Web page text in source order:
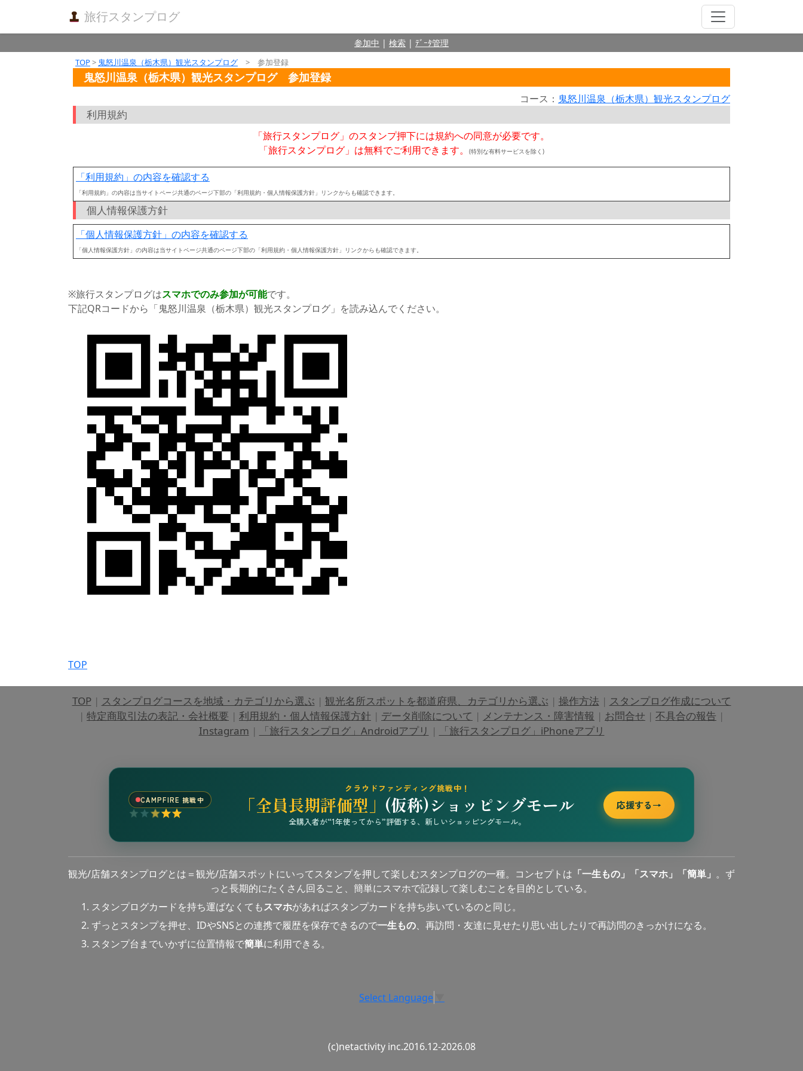
旅行スタンプログ
参加中 | 検索 | ﾃﾞｰﾀ管理
TOP> 鬼怒川温泉（栃木県）観光スタンプログ > 参加登録
鬼怒川温泉（栃木県）観光スタンプログ 参加登録
コース： 鬼怒川温泉（栃木県）観光スタンプログ
利用規約
「旅行スタンプログ」のスタンプ押下には規約への同意が必要です。
「旅行スタンプログ」は無料でご利用できます。
(特別な有料サービスを除く)
「利用規約」の内容を確認する
「利用規約」の内容は当サイトページ共通のページ下部の「利用規約・個人情報保護方針」リンクからも確認できます。
個人情報保護方針
「個人情報保護方針」の内容を確認する
「個人情報保護方針」の内容は当サイトページ共通のページ下部の「利用規約・個人情報保護方針」リンクからも確認できます。
※旅行スタンプログはスマホでのみ参加が可能です。
下記QRコードから「鬼怒川温泉（栃木県）観光スタンプログ」を読み込んでください。
TOP
TOP| スタンプログコースを地域・カテゴリから選ぶ | 観光名所スポットを都道府県、カテゴリから選ぶ | 操作方法| スタンプログ作成について
| 特定商取引法の表記・会社概要 | 利用規約・個人情報保護方針 | データ削除について | メンテナンス・障害情報 | お問合せ | 不具合の報告 |
Instagram | 「旅行スタンプログ」Androidアプリ | 「旅行スタンプログ」iPhoneアプリ
CAMPFIRE 挑戦中
クラウドファンディング挑戦中！
「全員長期評価型」 (仮称)ショッピングモール
全購入者が“1年使ってから”評価する、新しいショッピングモール。
応援する→
観光/店舗スタンプログとは＝観光/店舗スポットにいってスタンプを押して楽しむスタンプログの一種。コンセプトは 「一生もの」「スマホ」「簡単」 。ず
っと長期的にたくさん回ること、簡単にスマホで記録して楽しむことを目的としている。
スタンプログカードを持ち運ばなくてもスマホがあればスタンプカードを持ち歩いているのと同じ。
ずっとスタンプを押せ、IDやSNSとの連携で履歴を保存できるので一生もの、再訪問・友達に見せたり思い出したりで再訪問のきっかけになる。
スタンプ台までいかずに位置情報で簡単に利用できる。
Select Language
(c)netactivity inc.2016.12-2026.08